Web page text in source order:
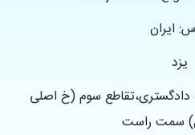
ایران
یزد
دادگستری،تقاطع سوم (خ اصلی
سمت راست